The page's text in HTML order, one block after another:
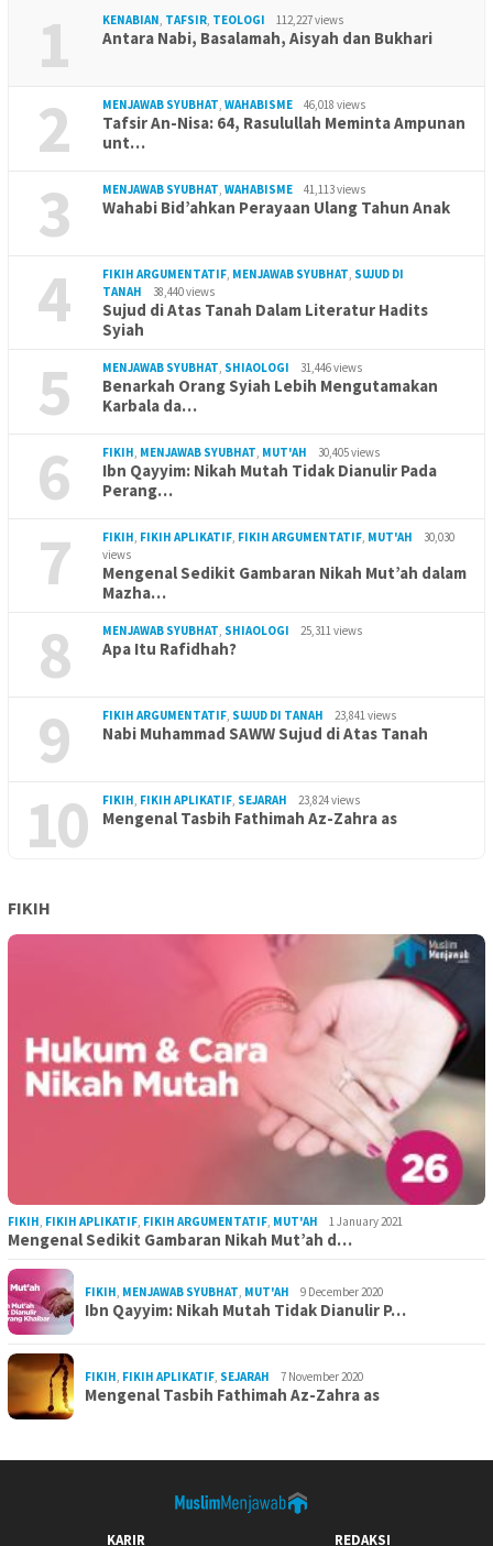
1 KENABIAN TAFSIR TEOLOGI 112,227 views
Antara Nabi, Basalamah, Aisyah dan Bukhari
2 MENJAWAB SYUBHAT WAHABISME 46,018 views
Tafsir An-Nisa: 64, Rasulullah Meminta Ampunan
unt…
3 MENJAWAB SYUBHAT WAHABISME 41,113 views
Wahabi Bid’ahkan Perayaan Ulang Tahun Anak
4 FIKIH ARGUMENTATIF MENJAWAB SYUBHAT SUJUD DI
TANAH
38,440 views
Sujud di Atas Tanah Dalam Literatur Hadits
Syiah
5 MENJAWAB SYUBHAT SHIAOLOGI 31,446 views
Benarkah Orang Syiah Lebih Mengutamakan
Karbala da…
6 FIKIH MENJAWAB SYUBHAT MUT'AH 30,405 views
Ibn Qayyim: Nikah Mutah Tidak Dianulir Pada
Perang…
7 FIKIH FIKIH APLIKATIF FIKIH ARGUMENTATIF MUT'AH
30,030
views
Mengenal Sedikit Gambaran Nikah Mut’ah dalam
Mazha…
8 MENJAWAB SYUBHAT SHIAOLOGI 25,311 views
Apa Itu Rafidhah?
9 FIKIH ARGUMENTATIF SUJUD DI TANAH 23,841 views
Nabi Muhammad SAWW Sujud di Atas Tanah
10 FIKIH FIKIH APLIKATIF SEJARAH 23,824 views
Mengenal Tasbih Fathimah Az-Zahra as
FIKIH
FIKIH FIKIH APLIKATIF FIKIH ARGUMENTATIF MUT'AH 1 January 2021
Mengenal Sedikit Gambaran Nikah Mut’ah d…
FIKIH MENJAWAB SYUBHAT MUT'AH 9 December 2020
Ibn Qayyim: Nikah Mutah Tidak Dianulir P…
FIKIH FIKIH APLIKATIF SEJARAH 7 November 2020
Mengenal Tasbih Fathimah Az-Zahra as
KARIR REDAKSI